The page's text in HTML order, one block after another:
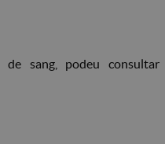
sang, podeu